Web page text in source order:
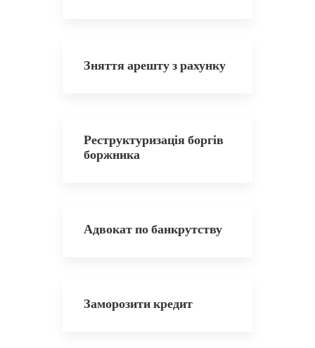
Зняття арешту з рахунку
Реструктуризація боргів
боржника
Адвокат по банкрутству
Заморозити кредит